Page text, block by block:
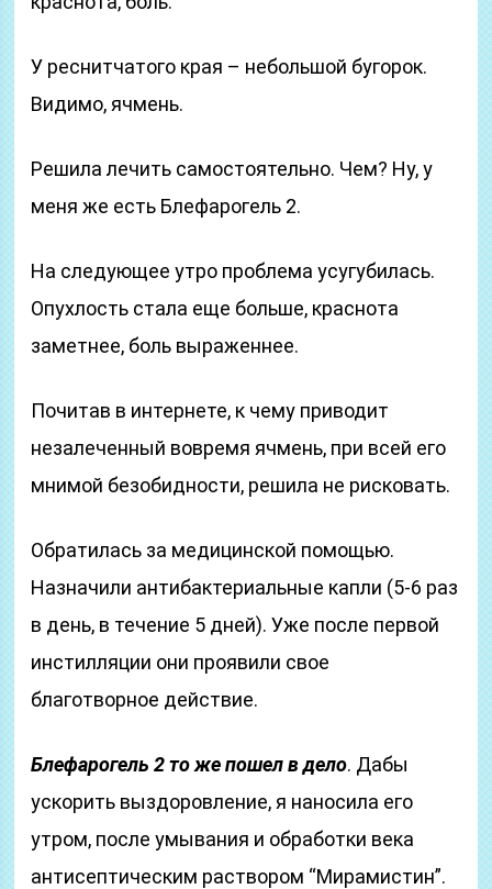
У реснитчатого края – небольшой бугорок.
Видимо, ячмень.
Решила лечить самостоятельно. Чем? Ну, у
меня же есть Блефарогель 2.
На следующее утро проблема усугубилась.
Опухлость стала еще больше, краснота
заметнее, боль выраженнее.
Почитав в интернете, к чему приводит
незалеченный вовремя ячмень, при всей его
мнимой безобидности, решила не рисковать.
Обратилась за медицинской помощью.
Назначили антибактериальные капли (5-6 раз
в день, в течение 5 дней). Уже после первой
инстилляции они проявили свое
благотворное действие.
Блефарогель 2 то же пошел в дело. Дабы
ускорить выздоровление, я наносила его
утром, после умывания и обработки века
антисептическим раствором “Мирамистин”.